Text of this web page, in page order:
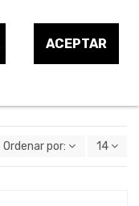
ACEPTAR
Ordenar por: 14